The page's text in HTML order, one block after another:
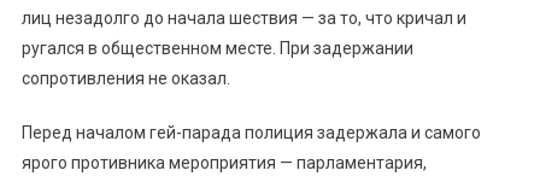
лиц незадолго до начала шествия — за то, что кричал и
ругался в общественном месте. При задержании
сопротивления не оказал.
Перед началом гей-парада полиция задержала и самого
ярого противника мероприятия — парламентария,